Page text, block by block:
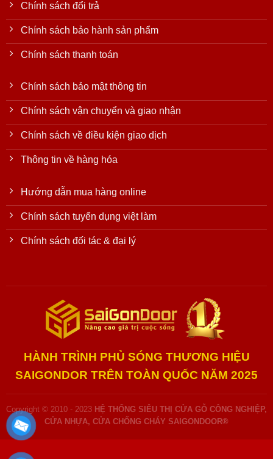
Chính sách đổi trả
Chính sách bảo hành sản phẩm
Chính sách thanh toán
Chính sách bảo mật thông tin
Chính sách vận chuyển và giao nhận
Chính sách về điều kiện giao dịch
Thông tin về hàng hóa
Hướng dẫn mua hàng online
Chính sách tuyển dụng việt làm
Chính sách đối tác & đại lý
HÀNH TRÌNH PHỦ SÓNG THƯƠNG HIỆU
SAIGONDOR TRÊN TOÀN QUỐC NĂM 2025
Copyright © 2010 - 2023 HỆ THỐNG SIÊU THỊ CỬA GỖ CÔNG NGHIỆP,
CỬA NHỰA, CỬA CHỐNG CHÁY SAIGONDOOR®